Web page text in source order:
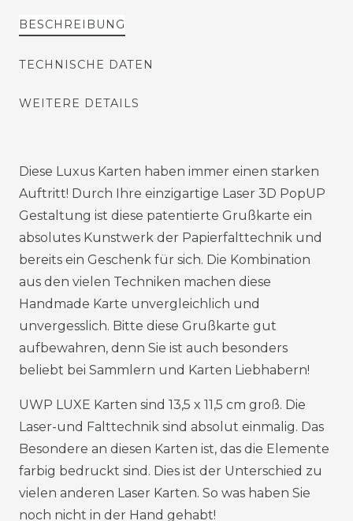
BESCHREIBUNG
TECHNISCHE DATEN
WEITERE DETAILS
Diese Luxus Karten haben immer einen starken
Auftritt! Durch Ihre einzigartige Laser 3D PopUP
Gestaltung ist diese patentierte Grußkarte ein
absolutes Kunstwerk der Papierfalttechnik und
bereits ein Geschenk für sich. Die Kombination
aus den vielen Techniken machen diese
Handmade Karte unvergleichlich und
unvergesslich. Bitte diese Grußkarte gut
aufbewahren, denn Sie ist auch besonders
beliebt bei Sammlern und Karten Liebhabern!
UWP LUXE Karten sind 13,5 x 11,5 cm groß. Die
Laser-und Falttechnik sind absolut einmalig. Das
Besondere an diesen Karten ist, das die Elemente
farbig bedruckt sind. Dies ist der Unterschied zu
vielen anderen Laser Karten. So was haben Sie
noch nicht in der Hand gehabt!